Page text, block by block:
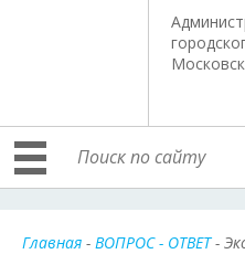
Главная - ВОПРОС - ОТВЕТ-